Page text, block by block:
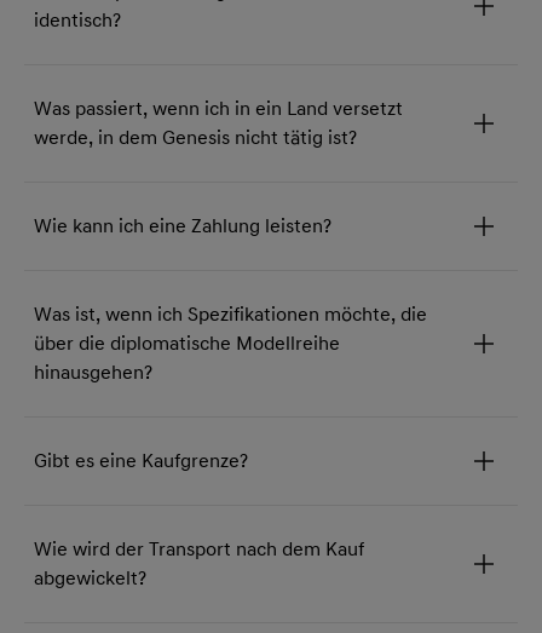
identisch?
Was passiert, wenn ich in ein Land versetzt
werde, in dem Genesis nicht tätig ist?
Wie kann ich eine Zahlung leisten?
Was ist, wenn ich Spezifikationen möchte, die
über die diplomatische Modellreihe
hinausgehen?
Gibt es eine Kaufgrenze?
Wie wird der Transport nach dem Kauf
abgewickelt?